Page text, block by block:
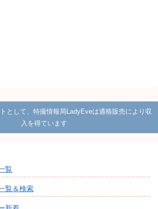
として、特撮情報局LadyEveは適格販売により収
入を得ています
覧
覧＆検索